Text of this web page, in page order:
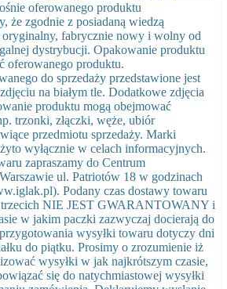
oferowanego produktu
że zgodnie z posiadaną wiedzą
fabrycznie nowy i wolny od
dystrybucji. Opakowanie produktu
oferowanego produktu.
do sprzedaży przedstawione jest
na białym tle. Dodatkowe zdjęcia
produktu mogą obejmować
trzonki, złączki, węże, ubiór
przedmiotu sprzedaży. Marki
wyłącznie w celach informacyjnych.
zapraszamy do Centrum
ul. Patriotów 18 w godzinach
Podany czas dostawy towaru
trzecich NIE JEST GWARANTOWANY i
w jakim paczki zazwyczaj docierają do
wysyłki towaru dotyczy dni
do piątku. Prosimy o zrozumienie iż
wysyłki w jak najkrótszym czasie,
się do natychmiastowej wysyłki